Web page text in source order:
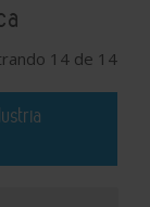
14 de 14